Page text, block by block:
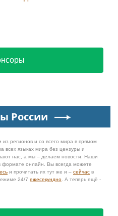
России
регионов и со всего мира в прямом
всех языках мира без цензуры и
нас, а мы – делаем новости. Наши
формате онлайн. Вы всегда можете
и прочитать их тут же и – сейчас в
24/7 ежесекундно . А теперь ещё -